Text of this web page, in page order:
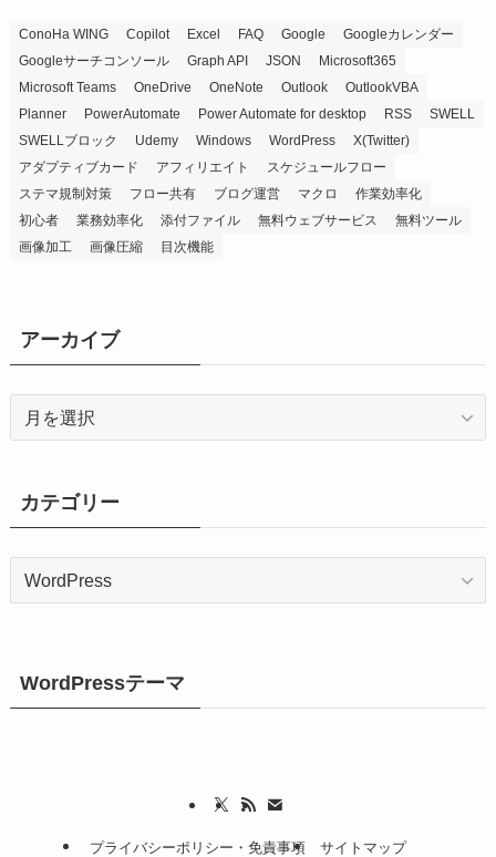
ConoHa WING Copilot Excel FAQ Google
Googleカレンダー
Googleサーチコンソール
Graph API JSON
Microsoft365
Microsoft Teams
OneDrive OneNote Outlook
OutlookVBA
Planner
PowerAutomate Power Automate for desktop RSS
SWELL
SWELLブロック
Udemy Windows WordPress
X(Twitter)
アダプティブカード
アフィリエイト
スケジュールフロー
ステマ規制対策
フロー共有 ブログ運営 マクロ
作業効率化
初心者
業務効率化 添付ファイル 無料ウェブサービス
無料ツール
画像加工
画像圧縮 目次機能
アーカイブ
ブ
カテゴリー
カ
ー
WordPressテーマ
プライバシーポリシー・免責事項 サイトマップ